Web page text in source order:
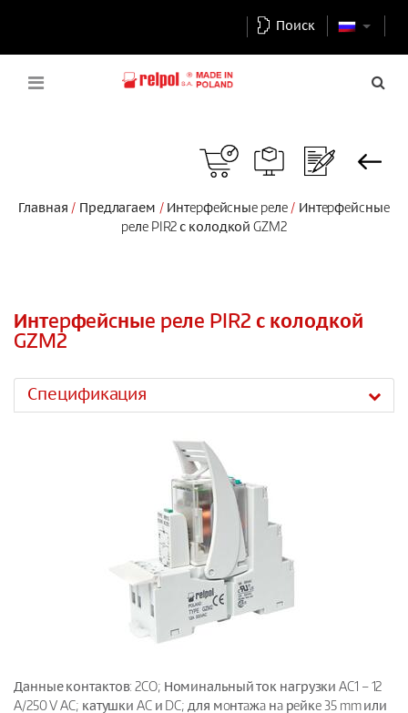
Поиск
Главная Предлагаем Интepфeйcныe peлe
Интepфeйcныe
peлe PIR2 с колодкой GZM2
Интepфeйcныe peлe PIR2 с колодкой
GZM2
Спецификация
Данные контактов: 2CO; Номинальный ток нагрузки AC1 – 12
A/250 V AC; катушки AC и DC; для мoнтaжa нa рeйкe 35 mm или